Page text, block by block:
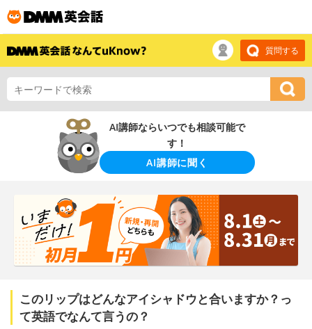
質問する
AI講師ならいつでも相談可能で
す！
AI講師に聞く
このリップはどんなアイシャドウと合いますか？っ
て英語でなんて言うの？